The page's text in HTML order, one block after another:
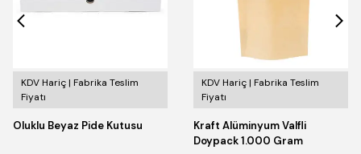
KDV Hariç | Fabrika Teslim
Fiyatı
Oluklu Beyaz Pide Kutusu
KDV Hariç | Fabrika Teslim
Fiyatı
Kraft Alüminyum Valfli
Doypack 1.000 Gram